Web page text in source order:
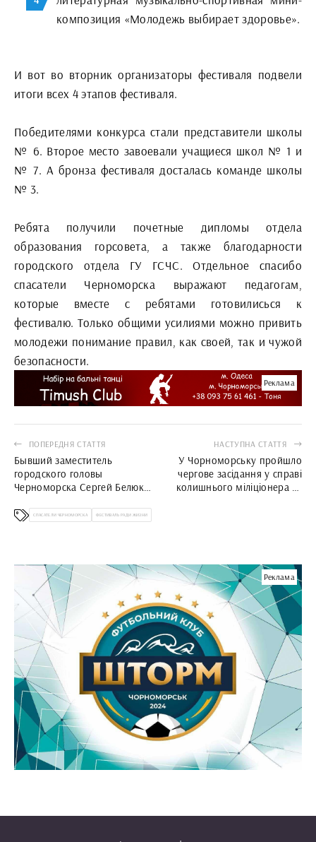
композиция «Молодежь выбирает здоровье».
И вот во вторник организаторы фестиваля подвели
итоги всех 4 этапов фестиваля.
Победителями конкурса стали представители школы
№ 6. Второе место завоевали учащиеся школ № 1 и
№ 7. А бронза фестиваля досталась команде школы
№ 3.
Ребята получили почетные дипломы отдела
образования горсовета, а также благодарности
городского отдела ГУ ГСЧС. Отдельное спасибо
спасатели Черноморска выражают педагогам,
которые вместе с ребятами готовилисься к
фестивалю. Только общими усилиями можно привить
молодежи понимание правил, как своей, так и чужой
безопасности.
Реклама
ПОПЕРЕДНЯ СТАТТЯ
Бывший заместитель
городского головы
Черноморска Сергей Белюк
районной госадминистрации
НАСТУПНА СТАТТЯ
У Чорноморську пройшло
чергове засідання у справі
колишнього міліціонера та
СПАСАТЕЛИ ЧЕРНОМОРСКА ФЕСТИВАЛЬ РАДИ ЖИЗНИ
Реклама